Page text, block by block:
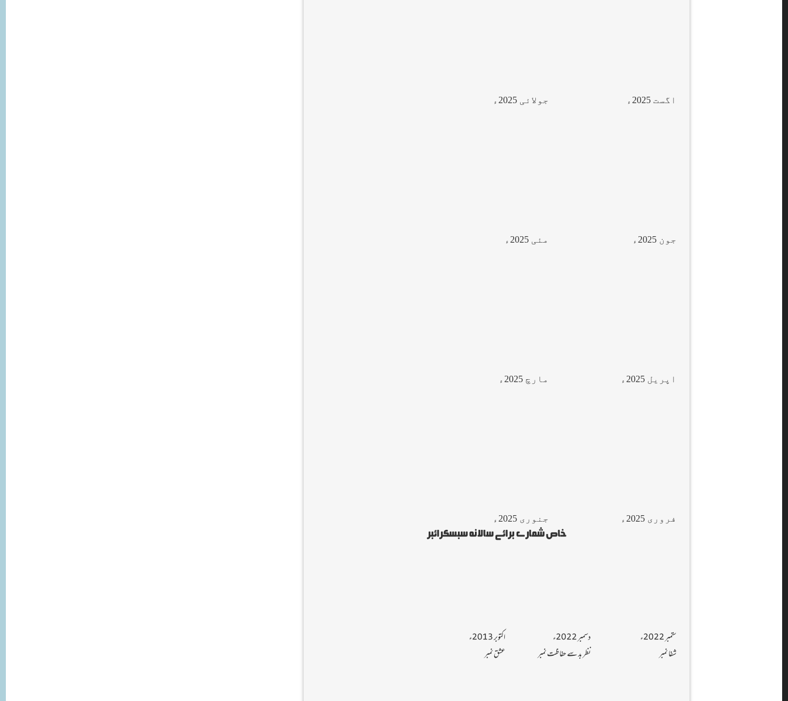
اگست 2025ء جولائی 2025ء
جون 2025ء مئی 2025ء
اپریل 2025ء مارچ 2025ء
فروری 2025ء جنوری 2025ء
خاص شمارے برائے سالانہ سبسکرائبر
ستمبر 2022ء
شفا نمبر
دسمبر 2022ء
نظر بد سے حفاظت نمبر
اکتوبر 2013ء
عشق نمبر